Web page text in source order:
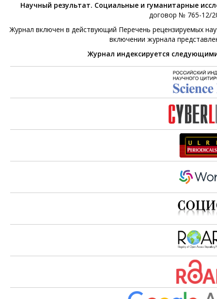
Научный результат. Социальные и гуманитарные
договор № 765-12/
Журнал включен в действующий Перечень рецензируемых
включении журнала
Журнал индексируется